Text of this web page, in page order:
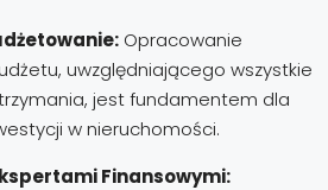
Opracowanie
uwzględniającego wszystkie
jest fundamentem dla
w nieruchomości.
Finansowymi: